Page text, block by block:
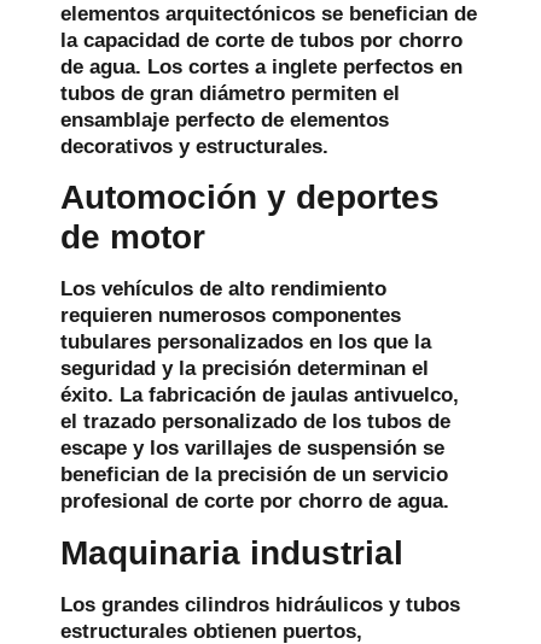
elementos arquitectónicos se benefician de
la capacidad de corte de tubos por chorro
de agua. Los cortes a inglete perfectos en
tubos de gran diámetro permiten el
ensamblaje perfecto de elementos
decorativos y estructurales.
Automoción y deportes
de motor
Los vehículos de alto rendimiento
requieren numerosos componentes
tubulares personalizados en los que la
seguridad y la precisión determinan el
éxito. La fabricación de jaulas antivuelco,
el trazado personalizado de los tubos de
escape y los varillajes de suspensión se
benefician de la precisión de un servicio
profesional de corte por chorro de agua.
Maquinaria industrial
Los grandes cilindros hidráulicos y tubos
estructurales obtienen puertos,